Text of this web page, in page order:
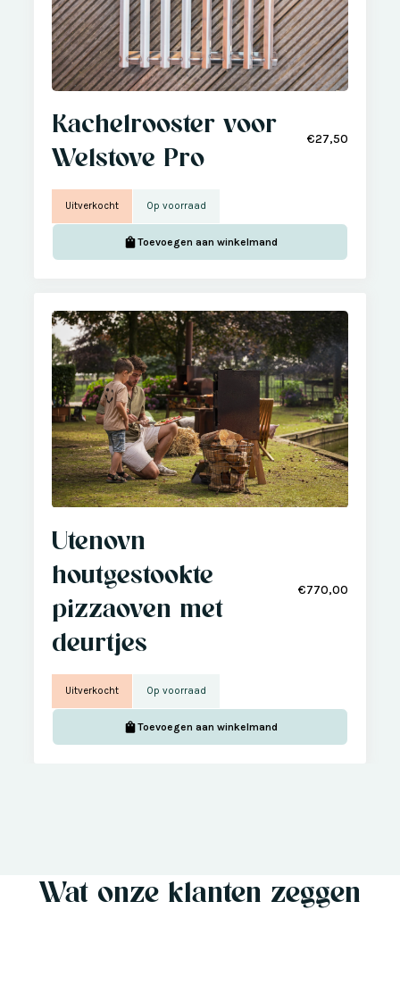
Kachelrooster voor
Welstove Pro
€27,50
Uitverkocht Op voorraad
Toevoegen aan winkelmand
Utenovn
houtgestookte
pizzaoven met
deurtjes
€770,00
Uitverkocht Op voorraad
Toevoegen aan winkelmand
Wat onze klanten zeggen